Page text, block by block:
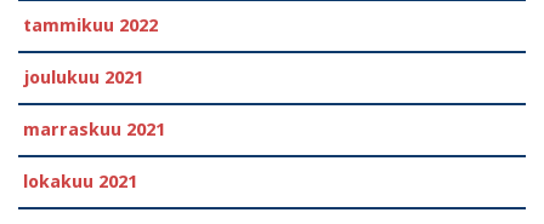
tammikuu 2022
joulukuu 2021
marraskuu 2021
lokakuu 2021